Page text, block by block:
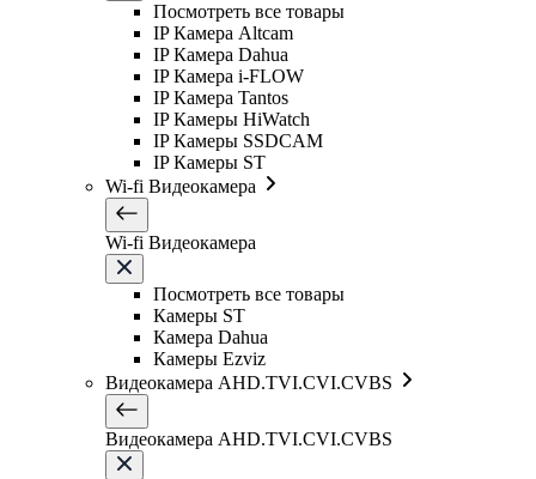
Посмотреть все товары
IP Камера Altcam
IP Камера Dahua
IP Камера i-FLOW
IP Камера Tantos
IP Камеры HiWatch
IP Камеры SSDCAM
IP Камеры ST
Wi-fi Видеокамера
Wi-fi Видеокамера
Посмотреть все товары
Камеры ST
Камера Dahua
Камеры Ezviz
Видеокамера AHD.TVI.CVI.CVBS
Видеокамера AHD.TVI.CVI.CVBS